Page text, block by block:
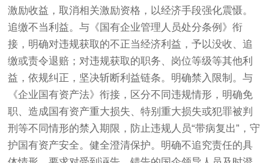
激励收益，取消相关激励资格，以经济手段强化震慑。
追缴不当利益。与《国有企业管理人员处分条例》衔
接，明确对违规获取的不正当经济利益，予以没收、追
缴或责令退赔；对违规获取的职务、岗位等级等其他利
益，依规纠正，坚决斩断利益链条。明确禁入限制。与
《企业国有资产法》衔接，区分不同违规情形，明确免
职、造成国有资产重大损失、特别重大损失或犯罪被判
刑等不同情形的禁入期限，防止违规人员“带病复出”，守
护国有资产安全。健全澄清保护。明确不追究责任的具